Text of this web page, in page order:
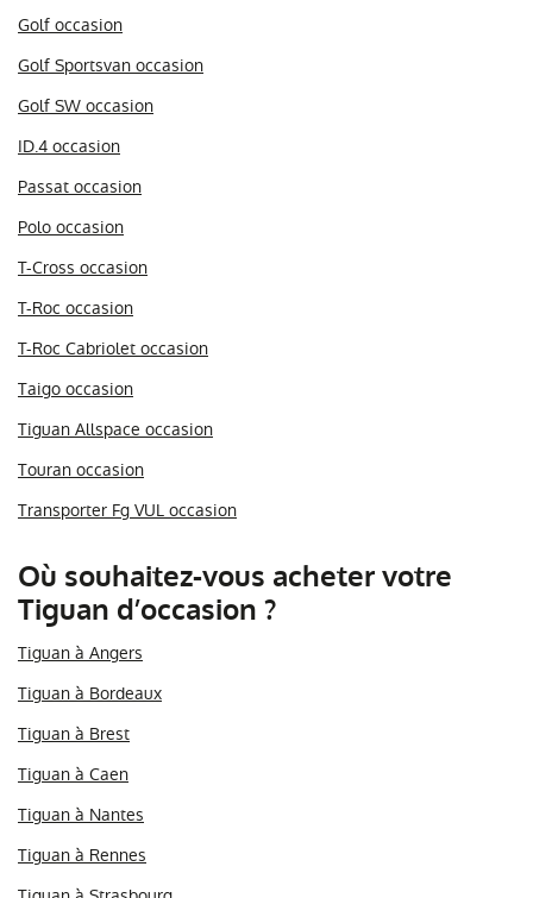
Golf occasion
Golf Sportsvan occasion
Golf SW occasion
ID.4 occasion
Passat occasion
Polo occasion
T-Cross occasion
T-Roc occasion
T-Roc Cabriolet occasion
Taigo occasion
Tiguan Allspace occasion
Touran occasion
Transporter Fg VUL occasion
Où souhaitez-vous acheter votre
Tiguan d’occasion ?
Tiguan à Angers
Tiguan à Bordeaux
Tiguan à Brest
Tiguan à Caen
Tiguan à Nantes
Tiguan à Rennes